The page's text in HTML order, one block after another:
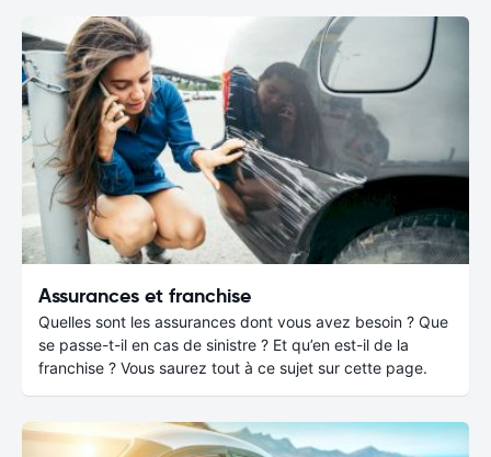
Assurances et franchise
Quelles sont les assurances dont vous avez besoin ? Que
se passe-t-il en cas de sinistre ? Et qu’en est-il de la
franchise ? Vous saurez tout à ce sujet sur cette page.